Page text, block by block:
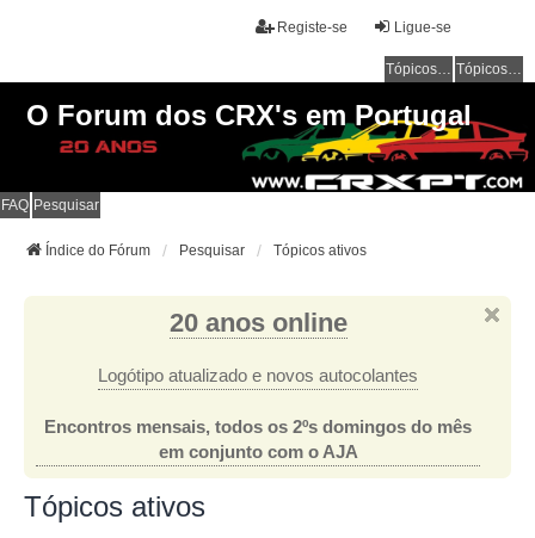
Ligue-se
Registe-se
Tópicos sem resposta Tópicos ativos
O Forum dos CRX's em Portugal
FAQ Pesquisar
Índice do Fórum Pesquisar Tópicos ativos
20 anos online
Logótipo atualizado e novos autocolantes
Encontros mensais, todos os 2ºs domingos do mês
em conjunto com o AJA
Tópicos ativos